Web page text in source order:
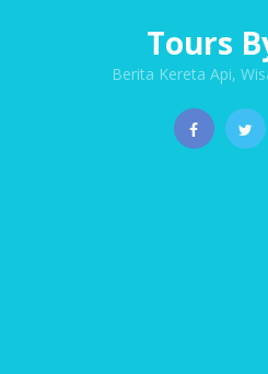
Tours
Berita Kereta Api,